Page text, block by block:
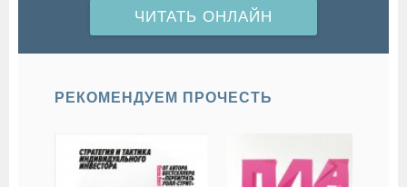
ЧИТАТЬ ОНЛАЙН
РЕКОМЕНДУЕМ ПРОЧЕСТЬ